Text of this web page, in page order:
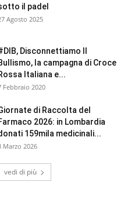
il padel
Agosto 2025
Disconnettiamo Il
la campagna di Croce
Italiana e...
Febbraio 2020
di Raccolta del
2026: in Lombardia
159mila medicinali...
Marzo 2026
vedi di più